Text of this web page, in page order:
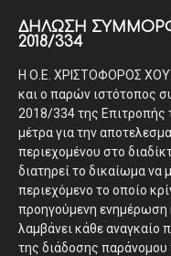
ΔΉΛΩΣΗ
2018/334
Η Ο.Ε. ΧΡΙΣΤΟΦΟΡΟΣ
και ο παρών ιστότοπος
2018/334 της Επιτροπής
μέτρα για την
περιεχομένου στο
διατηρεί το δικαίωμα να
περιεχόμενο το οποίο
προηγούμενη ενημέρωση
λαμβάνει κάθε αναγκαίο
της διάδοσης παράνομου